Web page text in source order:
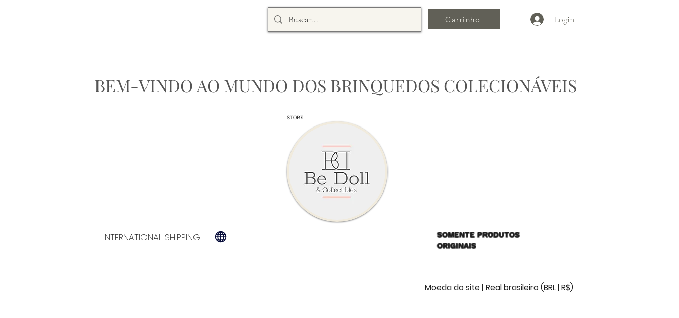
Carrinho Login
BEM-VINDO AO MUNDO DOS BRINQUEDOS COLECIONÁVEIS
STORE
INTERNATIONAL SHIPPING
SOMENTE PRODUTOS
ORIGINAIS
Moeda do site | Real brasileiro (BRL | R$)